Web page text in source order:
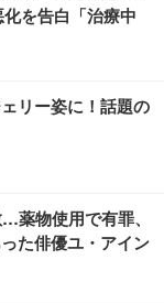
を告白「治療中
リー姿に！話題の
薬物使用で有罪、
た俳優ユ・アイン